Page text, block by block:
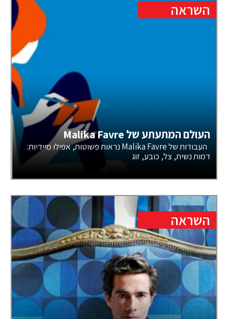
השראה
העולם המתעתע של Malika Favre
העבודות של Malika Favre נראות פשוטות, אפילו מיידיות:
דמות נשית, צל, כובע, זוג
השראה